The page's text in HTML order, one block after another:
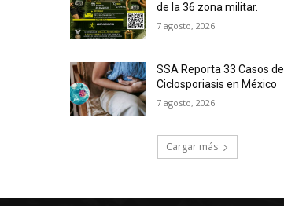
de la 36 zona militar.
7 agosto, 2026
SSA Reporta 33 Casos de
Ciclosporiasis en México
7 agosto, 2026
Cargar más